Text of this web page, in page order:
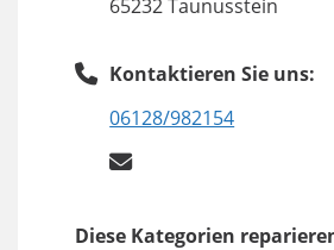
65232 Taunusstein
Kontaktieren Sie uns:
06128/982154
Diese Kategorien